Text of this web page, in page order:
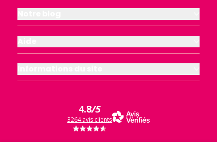
4.8/5
3264 avis clients